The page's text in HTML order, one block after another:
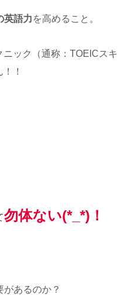
英語力を高めること。
ック（通称：TOEICスキ
！
勿体ない(*_*)！
あるのか？